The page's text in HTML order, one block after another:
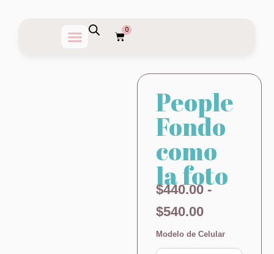
0
Carrito
People
Fondo
como
la foto
$440.00 -
$540.00
Rango
de
precios:
Modelo de Celular
People